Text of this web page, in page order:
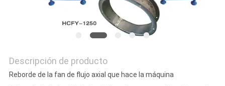
PRIVACY
Descripción de producto
Reborde de la fan de flujo axial que hace la máquina